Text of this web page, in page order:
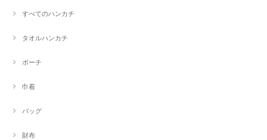
すべてのハンカチ
タオルハンカチ
ポーチ
巾着
バッグ
財布